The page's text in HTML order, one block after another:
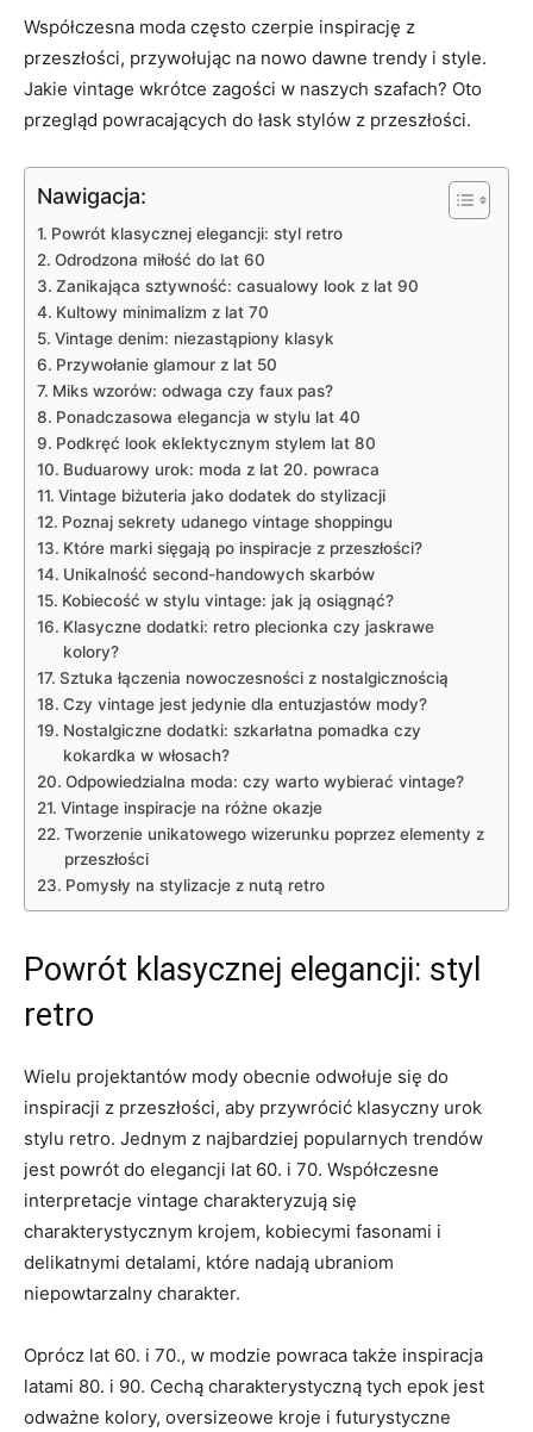
Współczesna moda często czerpie inspirację z
przeszłości,⁤ przywołując⁣ na‍ nowo dawne trendy i⁢ style.
Jakie vintage wkrótce zagości w naszych ‍szafach? Oto
przegląd powracających do ‍łask stylów z przeszłości.
Nawigacja:
Powrót klasycznej ‌elegancji: styl ⁢retro
Odrodzona⁣ miłość do⁢ lat 60
Zanikająca sztywność: casualowy look z lat 90
Kultowy⁢ minimalizm z ⁤lat⁤ 70
Vintage denim: niezastąpiony klasyk
Przywołanie glamour ⁣z lat 50
Miks⁢ wzorów: odwaga czy⁤ faux pas?
Ponadczasowa elegancja w stylu lat 40
Podkręć look eklektycznym stylem ⁤lat 80
Buduarowy urok: moda z lat 20. powraca
Vintage⁢ biżuteria ⁣jako‌ dodatek do ‍stylizacji
Poznaj sekrety udanego vintage shoppingu
Które marki sięgają po inspiracje z przeszłości?
Unikalność second-handowych ⁢skarbów
Kobiecość w stylu vintage: jak ją osiągnąć?
Klasyczne dodatki: ⁢retro ‌plecionka czy jaskrawe⁢
kolory?
Sztuka łączenia‌ nowoczesności‌ z nostalgicznością
Czy vintage jest ‍jedynie dla⁤ entuzjastów mody?
Nostalgiczne dodatki: szkarłatna pomadka czy
kokardka ‌w włosach?
Odpowiedzialna moda: ⁢czy warto ‍wybierać vintage?
Vintage inspiracje na różne ​okazje
Tworzenie unikatowego wizerunku poprzez elementy‌ z
przeszłości
Pomysły na ​stylizacje z nutą retro
Powrót klasycznej ‌elegancji: styl
⁢retro
Wielu projektantów mody obecnie odwołuje⁣ się do​
inspiracji z przeszłości, aby przywrócić klasyczny⁢ urok⁣
stylu retro. Jednym z ⁤najbardziej ⁣popularnych trendów
jest powrót ‌do elegancji ⁢lat 60. i 70. Współczesne
interpretacje vintage charakteryzują się
charakterystycznym ‌krojem, kobiecymi fasonami i
⁢delikatnymi detalami, które nadają ubraniom
niepowtarzalny⁢ charakter.
Oprócz⁤ lat 60. i‌ 70., w modzie⁣ powraca także inspiracja
latami 80. i 90. ‌Cechą charakterystyczną tych epok jest
odważne kolory, ⁣oversizeowe kroje i‍ futurystyczne⁣